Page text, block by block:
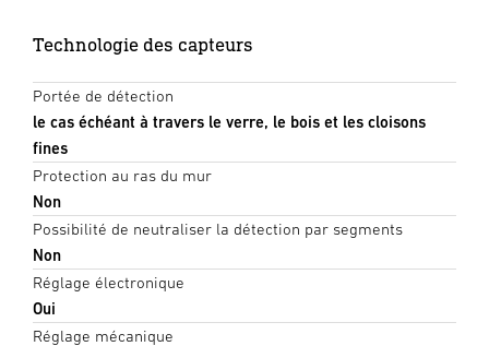
Technologie des capteurs
Portée de détection
le cas échéant à travers le verre, le bois et les cloisons
fines
Protection au ras du mur
Non
Possibilité de neutraliser la détection par segments
Non
Réglage électronique
Oui
Réglage mécanique